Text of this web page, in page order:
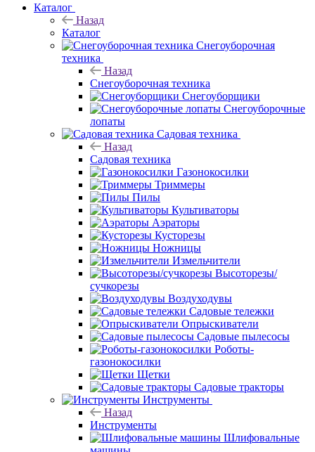
Каталог
Назад
Каталог
Снегоуборочная
техника
Назад
Снегоуборочная техника
Снегоуборщики
Снегоуборочные
лопаты
Садовая техника
Назад
Садовая техника
Газонокосилки
Триммеры
Пилы
Культиваторы
Аэраторы
Кусторезы
Ножницы
Измельчители
Высоторезы/
сучкорезы
Воздуходувы
Садовые тележки
Опрыскиватели
Садовые пылесосы
Роботы-
газонокосилки
Щетки
Садовые тракторы
Инструменты
Назад
Инструменты
Шлифовальные